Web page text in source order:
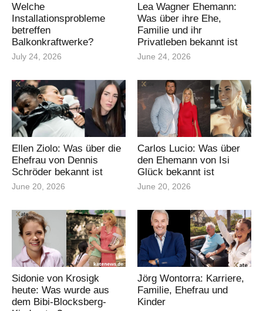
Welche
Installationsprobleme
betreffen
Balkonkraftwerke?
July 24, 2026
Lea Wagner Ehemann:
Was über ihre Ehe,
Familie und ihr
Privatleben bekannt ist
June 24, 2026
Ellen Ziolo: Was über die
Ehefrau von Dennis
Schröder bekannt ist
June 20, 2026
Carlos Lucio: Was über
den Ehemann von Isi
Glück bekannt ist
June 20, 2026
Sidonie von Krosigk
heute: Was wurde aus
dem Bibi-Blocksberg-
Jörg Wontorra: Karriere,
Familie, Ehefrau und
Kinder